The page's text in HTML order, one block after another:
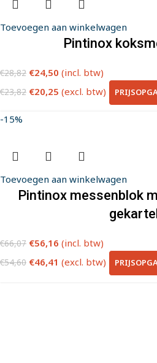
Toevoegen aan winkelwagen
Pintinox
€28,82 €24,50 (incl. btw)
€23,82 €20,25 (excl. btw)
-15%
Toevoegen aan winkelwagen
Pintinox messenblok
€66,07 €56,16 (incl. btw)
€54,60 €46,41 (excl. btw)